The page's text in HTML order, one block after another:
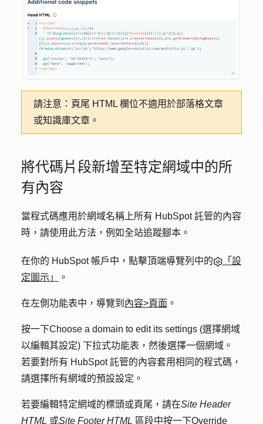
請注意： 頁尾 HTML 欄位不適用於部落格文章
或知識庫文章。
將代碼片段新增至特定網域中的所
有內容
當程式碼應用於網域名稱上所有 HubSpot 託管的內容
時，請使用此方法，例如全站追蹤腳本。
在你的 HubSpot 帳戶中，點擊頂端導覽列中的
「設
定圖示」
。
在左側功能表中，導覽到 內容>頁面 。
按一下Choose a domain to edit its settings (選擇網域
以編輯其設定) 下拉式功能表，然後選擇一個網域 。
若要對所有 HubSpot 託管的內容套用相同的程式碼，
請選擇所有網域的預設設定 。
若要編輯特定網域的標頭或頁尾，請在Site Header
HTML 或Site Footer HTML 區段中按一下Override